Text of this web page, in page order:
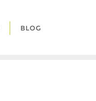
BLOG